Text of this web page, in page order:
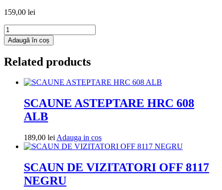
159,00 lei
Cantitate
SCAUNE
DE
HRC
NEGRU
Adaugă în coș
Related products
SCAUNE ASTEPTARE HRC 608
ALB
189,00 lei Adauga in cosAdauga
in
SCAUN DE VIZITATORI OFF 8117
NEGRU